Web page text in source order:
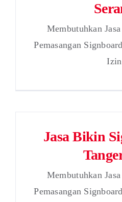
Membutuhkan
Pemasangan
Izin
Jasa Bikin
Membutuhkan
Pemasangan